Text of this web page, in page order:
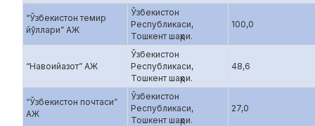
“Ўзбекистон темир
йўллари” АЖ
Ўзбекистон
Республикаси,
Тошкент шаҳри.
100,0
“Навоийазот” АЖ
Ўзбекистон
Республикаси,
Тошкент шаҳри.
48,6
“Ўзбекистон почтаси”
АЖ
Ўзбекистон
Республикаси,
Тошкент шаҳри.
27,0